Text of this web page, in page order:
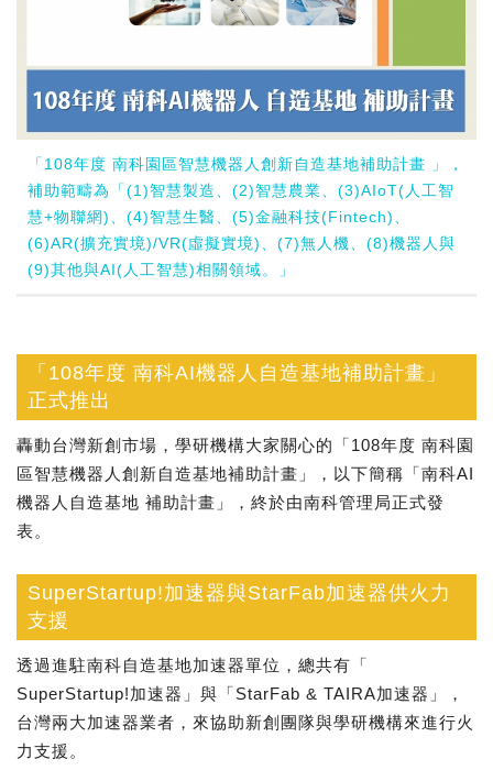
「108年度 南科園區智慧機器人創新自造基地補助計畫 」，
補助範疇為「(1)智慧製造、(2)智慧農業、(3)AIoT(人工智
慧+物聯網)、(4)智慧生醫、(5)金融科技(Fintech)、
(6)AR(擴充實境)/VR(虛擬實境)、(7)無人機、(8)機器人與
(9)其他與AI(人工智慧)相關領域。」
「108年度 南科AI機器人自造基地補助計畫」
正式推出
轟動台灣新創市場，學研機構大家關心的「108年度 南科園
區智慧機器人創新自造基地補助計畫」，以下簡稱「南科AI
機器人自造基地 補助計畫」，終於由南科管理局正式發
表。
SuperStartup!加速器與StarFab加速器供火力
支援
透過進駐南科自造基地加速器單位，總共有「
SuperStartup!加速器」與「StarFab & TAIRA加速器」，
台灣兩大加速器業者，來協助新創團隊與學研機構來進行火
力支援。